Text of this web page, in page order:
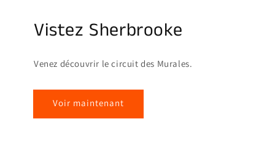
Vistez Sherbrooke
Venez découvrir le circuit des Murales.
Voir maintenant